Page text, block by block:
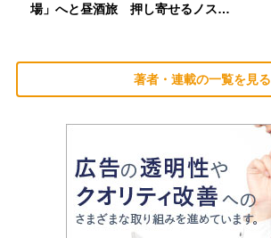
場」へと昼酒旅 押し寄せるノス…
著者・連載の一覧を見る